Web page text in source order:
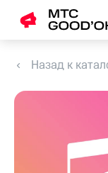
Назад к